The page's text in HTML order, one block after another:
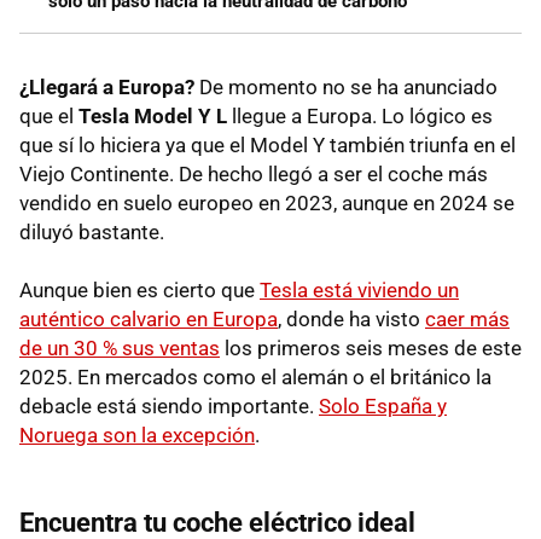
¿Llegará a Europa? De momento no se ha anunciado
que el Tesla Model Y L llegue a Europa. Lo lógico es
que sí lo hiciera ya que el Model Y también triunfa en el
Viejo Continente. De hecho llegó a ser el coche más
vendido en suelo europeo en 2023, aunque en 2024 se
diluyó bastante.
Aunque bien es cierto que Tesla está viviendo un
auténtico calvario en Europa, donde ha visto caer más
de un 30 % sus ventas los primeros seis meses de este
2025. En mercados como el alemán o el británico la
debacle está siendo importante. Solo España y
Noruega son la excepción.
Encuentra tu coche eléctrico ideal